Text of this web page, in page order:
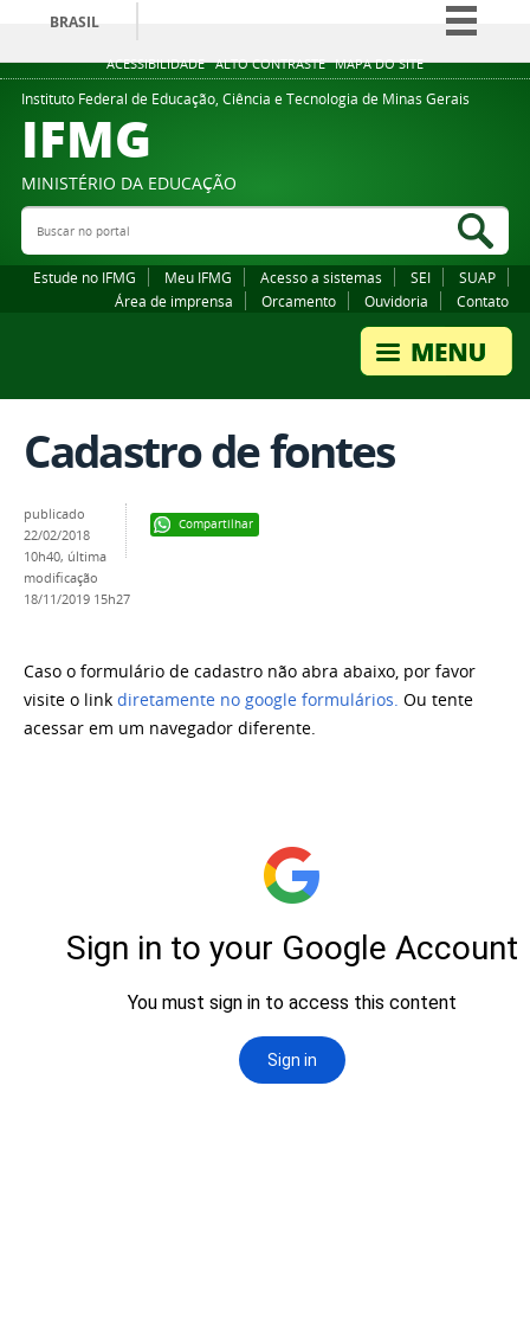
ACESSIBILIDADE ALTO CONTRASTE MAPA DO SITE
BRASIL
Simplifique!
Comunica BR
Legislação
Instituto Federal de Educação, Ciência e Tecnologia de Minas Gerais
IFMG
MINISTÉRIO DA EDUCAÇÃO
Buscar no portal
Estude no IFMG Meu IFMG Acesso a sistemas SEI
SUAP
Área de imprensa
Orcamento Ouvidoria Contato
Cadastro de fontes
Compartilhar
publicado
22/02/2018
10h40, última
modificação
18/11/2019 15h27
Caso o formulário de cadastro não abra abaixo, por favor
visite o link diretamente no google formulários. Ou tente
acessar em um navegador diferente.